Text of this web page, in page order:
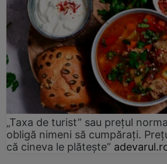
„Taxa de turist” sau prețul
obligă nimeni să cumpărați.
că cineva le plătește”